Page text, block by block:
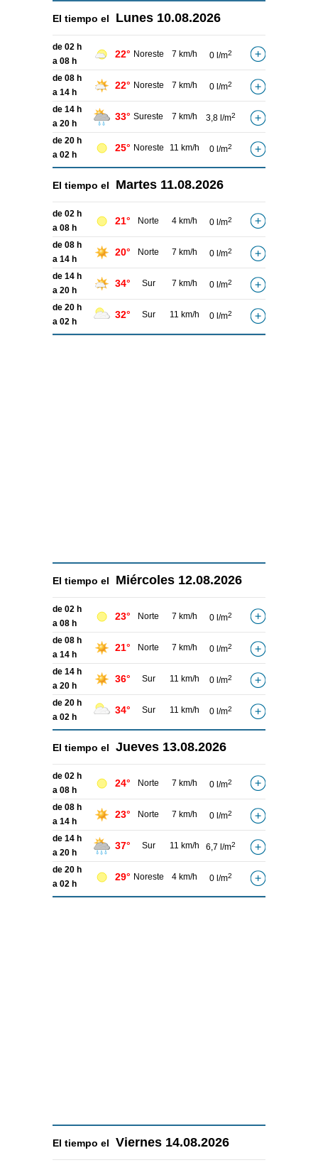
El tiempo el Lunes 10.08.2026
de 02 h
a 08 h
22° Noreste 7 km/h 0 l/m2
de 08 h
a 14 h
22° Noreste 7 km/h 0 l/m2
de 14 h
a 20 h
33° Sureste 7 km/h 3,8 l/m2
de 20 h
a 02 h
25° Noreste 11 km/h 0 l/m2
El tiempo el Martes 11.08.2026
de 02 h
a 08 h
21° Norte 4 km/h 0 l/m2
de 08 h
a 14 h
20° Norte 7 km/h 0 l/m2
de 14 h
a 20 h
34° Sur 7 km/h 0 l/m2
de 20 h
a 02 h
32° Sur 11 km/h 0 l/m2
El tiempo el Miércoles 12.08.2026
de 02 h
a 08 h
23° Norte 7 km/h 0 l/m2
de 08 h
a 14 h
21° Norte 7 km/h 0 l/m2
de 14 h
a 20 h
36° Sur 11 km/h 0 l/m2
de 20 h
a 02 h
34° Sur 11 km/h 0 l/m2
El tiempo el Jueves 13.08.2026
de 02 h
a 08 h
24° Norte 7 km/h 0 l/m2
de 08 h
a 14 h
23° Norte 7 km/h 0 l/m2
de 14 h
a 20 h
37° Sur 11 km/h 6,7 l/m2
de 20 h
a 02 h
29° Noreste 4 km/h 0 l/m2
El tiempo el Viernes 14.08.2026